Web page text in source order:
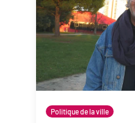
Politique de la ville